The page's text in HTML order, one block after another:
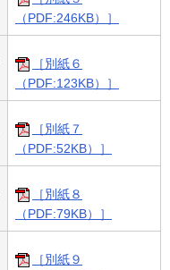
（PDF:246KB）］
［別紙６
（PDF:123KB）］
［別紙７
（PDF:52KB）］
［別紙８
（PDF:79KB）］
［別紙９